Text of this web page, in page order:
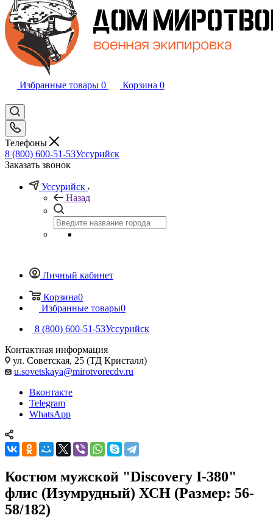
Избранные товары 0 Корзина 0
Телефоны
8 (800) 600-51-53Уссурийск
Заказать звонок
Уссурийск
Назад
Личный кабинет
Корзина0
Избранные товары0
8 (800) 600-51-53Уссурийск
Контактная информация
ул. Советская, 25 (ТД Кристалл)
u.sovetskaya@mirotvorecdv.ru
Вконтакте
Telegram
WhatsApp
Костюм мужской "Discovery I-380"
флис (Изумрудный) ХСН (Размер: 56-
58/182)